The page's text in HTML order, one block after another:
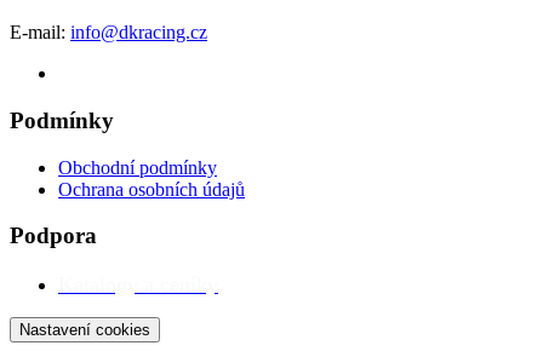
E-mail: info@dkracing.cz
Podmínky
Obchodní podmínky
Ochrana osobních údajů
Podpora
Nastavení cookies